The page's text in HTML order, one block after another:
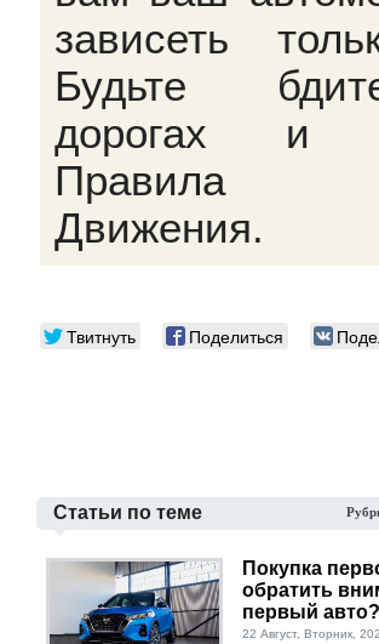
зависеть
Будьте
дорогах и
Правила
Движения.
Твитнуть Поделиться
Статьи по теме
Покупка
обратить
первый авто?
22 Август, Вторник,